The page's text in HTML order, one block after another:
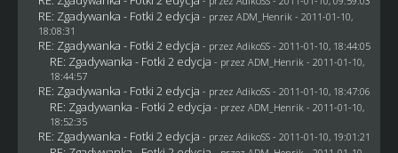
RE: Zgadywanka - Fotki 2 edycja - przez ADM_Henrik - 2011-01-10,
18:08:31
RE: Zgadywanka - Fotki 2 edycja - przez AdikoSS - 2011-01-10, 18:44:05
RE: Zgadywanka - Fotki 2 edycja - przez ADM_Henrik - 2011-01-10,
18:44:57
RE: Zgadywanka - Fotki 2 edycja - przez AdikoSS - 2011-01-10, 18:47:06
RE: Zgadywanka - Fotki 2 edycja - przez ADM_Henrik - 2011-01-10,
18:52:35
RE: Zgadywanka - Fotki 2 edycja - przez AdikoSS - 2011-01-10, 19:01:21